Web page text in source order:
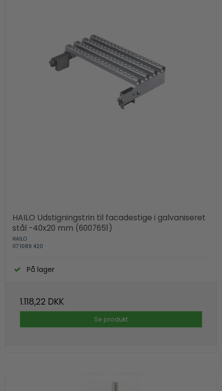
HAILO Udstigningstrin til facadestige i galvaniseret
stål -40x20 mm (6007651)
HAILO
07 1089 420
På lager
1.118,22 DKK
Se produkt